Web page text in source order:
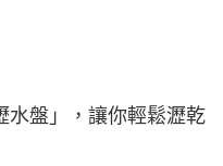
水盤」，讓你輕鬆瀝乾